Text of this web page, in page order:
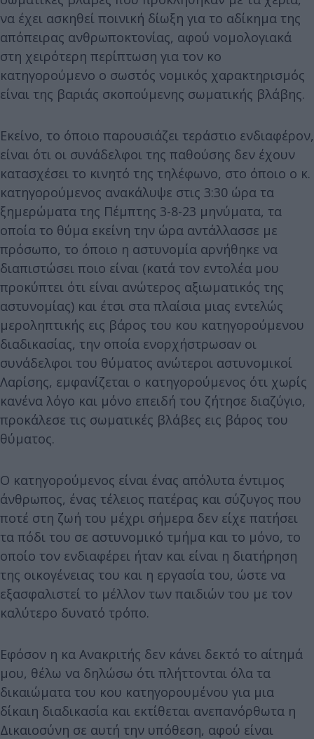
να έχει ασκηθεί ποινική δίωξη για το αδίκημα της
απόπειρας ανθρωποκτονίας, αφού νομολογιακά
στη χειρότερη περίπτωση για τον κο
κατηγορούμενο ο σωστός νομικός χαρακτηρισμός
είναι της βαριάς σκοπούμενης σωματικής βλάβης.
Εκείνο, το όποιο παρουσιάζει τεράστιο ενδιαφέρον,
είναι ότι οι συνάδελφοι της παθούσης δεν έχουν
κατασχέσει το κινητό της τηλέφωνο, στο όποιο ο κ.
κατηγορούμενος ανακάλυψε στις 3:30 ώρα τα
ξημερώματα της Πέμπτης 3-8-23 μηνύματα, τα
οποία το θύμα εκείνη την ώρα αντάλλασσε με
πρόσωπο, το όποιο η αστυνομία αρνήθηκε να
διαπιστώσει ποιο είναι (κατά τον εντολέα μου
προκύπτει ότι είναι ανώτερος αξιωματικός της
αστυνομίας) και έτσι στα πλαίσια μιας εντελώς
μεροληπτικής εις βάρος του κου κατηγορούμενου
διαδικασίας, την οποία ενορχήστρωσαν οι
συνάδελφοι του θύματος ανώτεροι αστυνομικοί
Λαρίσης, εμφανίζεται ο κατηγορούμενος ότι χωρίς
κανένα λόγο και μόνο επειδή του ζήτησε διαζύγιο,
προκάλεσε τις σωματικές βλάβες εις βάρος του
θύματος.
Ο κατηγορούμενος είναι ένας απόλυτα έντιμος
άνθρωπος, ένας τέλειος πατέρας και σύζυγος που
ποτέ στη ζωή του μέχρι σήμερα δεν είχε πατήσει
τα πόδι του σε αστυνομικό τμήμα και το μόνο, το
οποίο τον ενδιαφέρει ήταν και είναι η διατήρηση
της οικογένειας του και η εργασία του, ώστε να
εξασφαλιστεί το μέλλον των παιδιών του με τον
καλύτερο δυνατό τρόπο.
Εφόσον η κα Ανακριτής δεν κάνει δεκτό το αίτημά
μου, θέλω να δηλώσω ότι πλήττονται όλα τα
δικαιώματα του κου κατηγορουμένου για μια
δίκαιη διαδικασία και εκτίθεται ανεπανόρθωτα η
Δικαιοσύνη σε αυτή την υπόθεση, αφού είναι